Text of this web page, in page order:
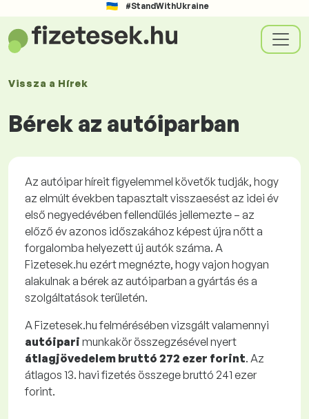
#StandWithUkraine
Vissza a Hírek
Bérek az autóiparban
Az autóipar híreit figyelemmel követők tudják, hogy
az elmúlt években tapasztalt visszaesést az idei év
első negyedévében fellendülés jellemezte – az
előző év azonos időszakához képest újra nőtt a
forgalomba helyezett új autók száma. A
Fizetesek.hu ezért megnézte, hogy vajon hogyan
alakulnak a bérek az autóiparban a gyártás és a
szolgáltatások területén.
A Fizetesek.hu felmérésében vizsgált valamennyi
autóipari munkakör összegzésével nyert
átlagjövedelem bruttó 272 ezer forint. Az
átlagos 13. havi fizetés összege bruttó 241 ezer
forint.